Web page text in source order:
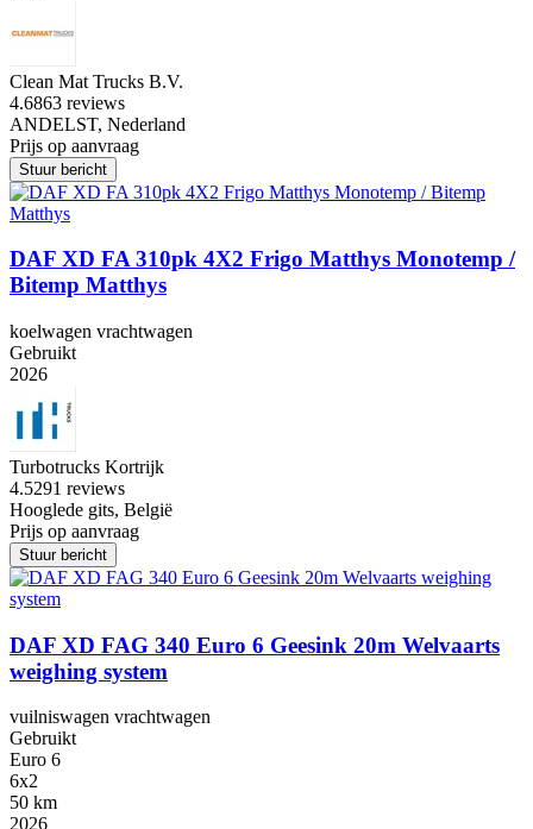
Clean Mat Trucks B.V.
4.6863 reviews
ANDELST, Nederland
Prijs op aanvraag
Stuur bericht
DAF XD FA 310pk 4X2 Frigo Matthys Monotemp /
Bitemp Matthys
koelwagen vrachtwagen
Gebruikt
2026
Turbotrucks Kortrijk
4.5291 reviews
Hooglede gits, België
Prijs op aanvraag
Stuur bericht
DAF XD FAG 340 Euro 6 Geesink 20m Welvaarts
weighing system
vuilniswagen vrachtwagen
Gebruikt
Euro 6
6x2
50 km
2026